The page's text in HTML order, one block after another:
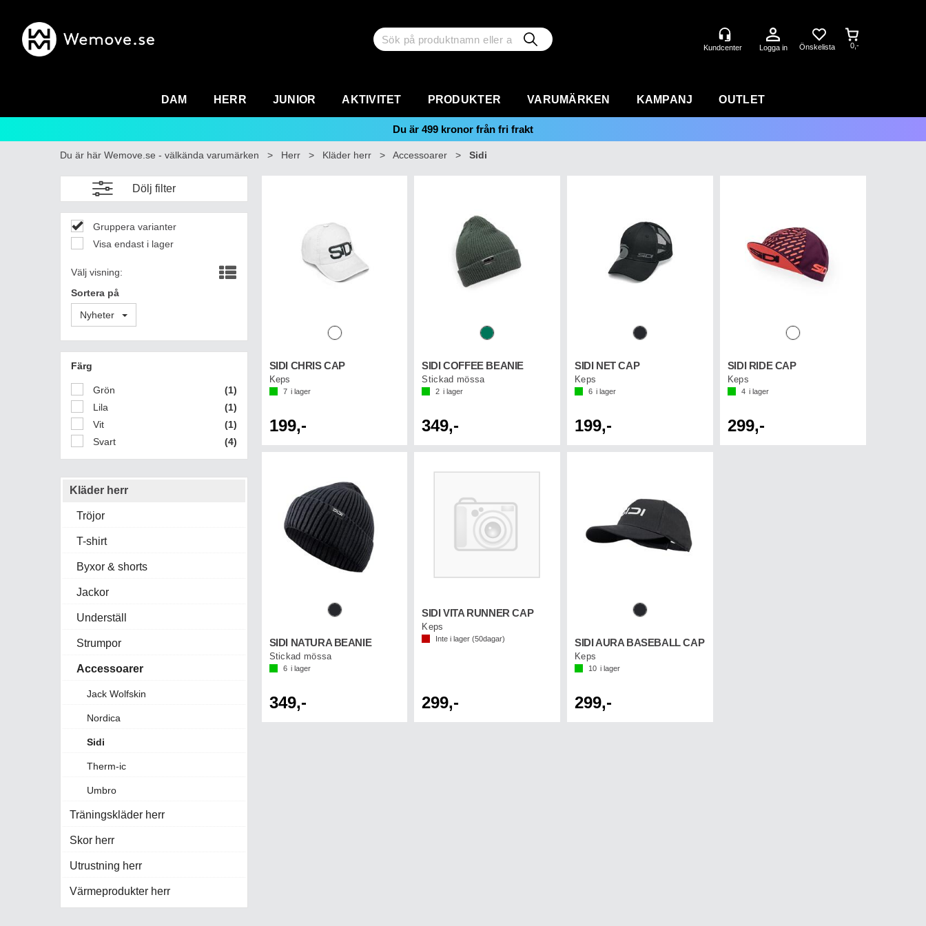
Logga in 0,-
DAM HERR JUNIOR AKTIVITET PRODUKTER VARUMÄRKEN KAMPANJ OUTLET
Du är 499 kronor från fri frakt
Du är här Wemove.se - välkända varumärken > Herr > Kläder herr > Accessoarer > Sidi
Dölj filter
Gruppera varianter
Visa endast i lager
Välj visning:
Sortera på
Nyheter
Färg
Grön
(1)
Lila
(1)
Vit
(1)
Svart
(4)
Kläder herr
Tröjor
T-shirt
Byxor & shorts
Jackor
Underställ
Strumpor
Accessoarer
Jack Wolfskin
Nordica
Sidi
Therm-ic
Umbro
Träningskläder herr
Skor herr
Utrustning herr
Värmeprodukter herr
SIDI CHRIS CAP
Keps
7 i lager
199,-
SIDI COFFEE BEANIE
Stickad mössa
2 i lager
349,-
SIDI NET CAP
Keps
6 i lager
199,-
SIDI RIDE CAP
Keps
4 i lager
299,-
SIDI NATURA BEANIE
Stickad mössa
6 i lager
349,-
SIDI VITA RUNNER CAP
Keps
Inte i lager (50dagar)
299,-
SIDI AURA BASEBALL CAP
Keps
10 i lager
299,-